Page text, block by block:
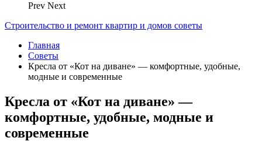
Prev Next
Строительство и ремонт квартир и домов советы
Главная
Советы
Кресла от «Кот на диване» — комфортные, удобные,
модные и современные
Кресла от «Кот на диване» —
комфортные, удобные, модные и
современные